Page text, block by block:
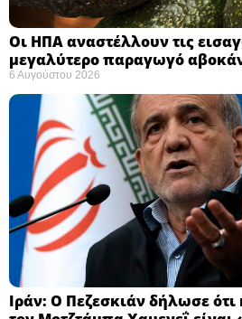
Οι ΗΠΑ αναστέλλουν τις
μεγαλύτερο παραγωγό
6 Αυγούστου 2026
Ιράν: Ο Πεζεσκιάν δήλωσε